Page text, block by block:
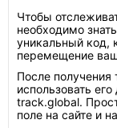
Чтобы
необходимо
уникальный код,
перемещение
После
использовать
track.global.
поле на сайте и